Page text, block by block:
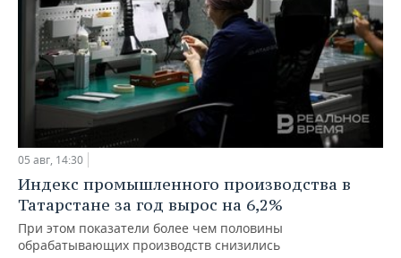
05 авг, 14:30
Индекс промышленного производства в
Татарстане за год вырос на 6,2%
При этом показатели более чем половины
обрабатывающих производств снизились